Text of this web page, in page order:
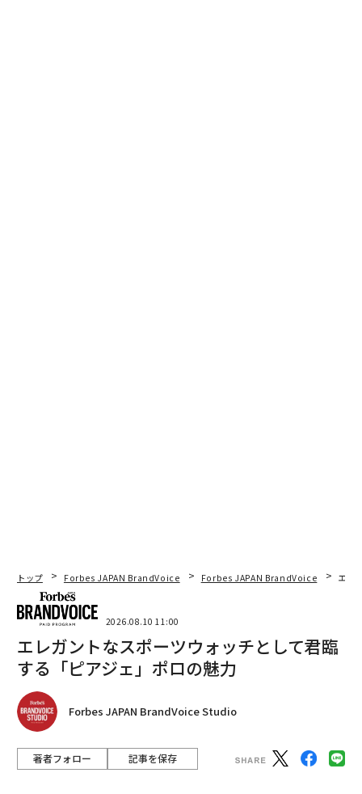
トップ Forbes JAPAN BrandVoice Forbes JAPAN BrandVoice エレ
2026.08.10 11:00
エレガントなスポーツウォッチとして君臨
する「ピアジェ」ポロの魅力
Forbes JAPAN BrandVoice Studio
著者フォロー 記事を保存